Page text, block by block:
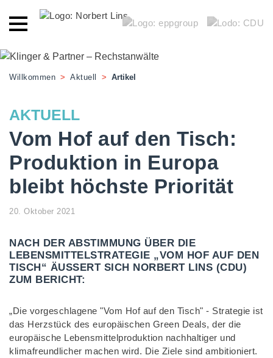
Willkommen > Aktuell > Artikel
AKTUELL
Vom Hof auf den Tisch:
Produktion in Europa
bleibt höchste Priorität
20. Oktober 2021
NACH DER ABSTIMMUNG ÜBER DIE
LEBENSMITTELSTRATEGIE „VOM HOF AUF DEN
TISCH“ ÄUSSERT SICH NORBERT LINS (CDU) Z
UM BERICHT:
„Die vorgeschlagene "Vom Hof auf den Tisch" - Strategie ist
das Herzstück des europäischen Green Deals, der die
europäische Lebensmittelproduktion nachhaltiger und
klimafreundlicher machen wird. Die Ziele sind ambitioniert.